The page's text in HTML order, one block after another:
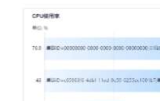
扎
区
域）